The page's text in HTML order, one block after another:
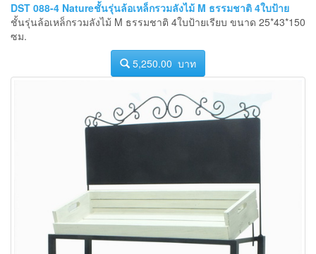
DST 088-4 Natureชั้นรุ่นล้อเหล็กรวมลังไม้ M ธรรมชาติ 4ใบป้าย
ชั้นรุ่นล้อเหล็กรวมลังไม้ M ธรรมชาติ 4ใบป้ายเรียบ ขนาด 25*43*150
ซม.
5,250.00 บาท